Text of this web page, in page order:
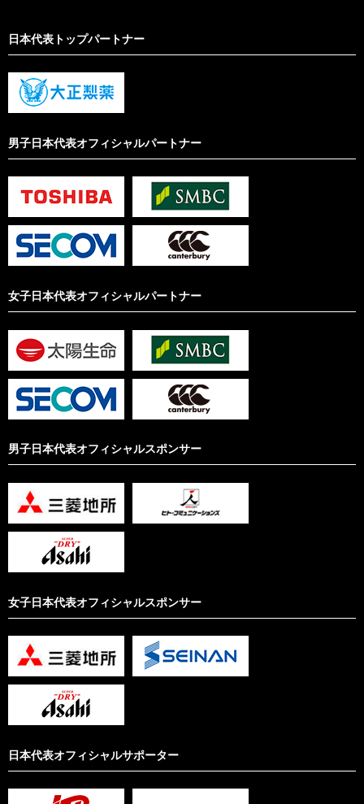
日本代表トップパートナー
男子日本代表オフィシャルパートナー
女子日本代表オフィシャルパートナー
男子日本代表オフィシャルスポンサー
女子日本代表オフィシャルスポンサー
日本代表オフィシャルサポーター